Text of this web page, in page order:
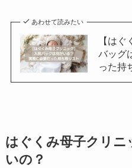
あわせて読みたい
【は
バッグ
った持
はぐくみ母子クリニ
いの？